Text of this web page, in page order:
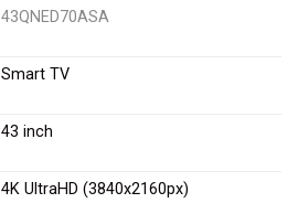
43QNED70ASA
Smart TV
43 inch
4K UltraHD (3840x2160px)